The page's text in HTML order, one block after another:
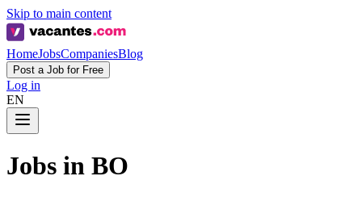
Skip to main content
HomeJobsCompaniesBlog
Post a Job for Free
Log in
EN
Jobs in BO